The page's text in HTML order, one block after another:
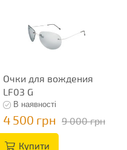
Очки для вождения
LF03 G
В наявності
4 500 грн 9 000 грн
Купити